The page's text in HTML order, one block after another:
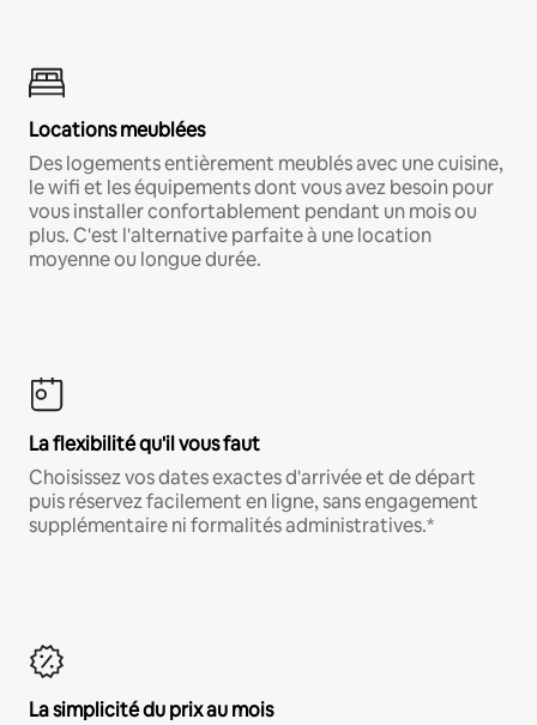
Locations meublées
Des logements entièrement meublés avec une cuisine,
le wifi et les équipements dont vous avez besoin pour
vous installer confortablement pendant un mois ou
plus. C'est l'alternative parfaite à une location
moyenne ou longue durée.
La flexibilité qu'il vous faut
Choisissez vos dates exactes d'arrivée et de départ
puis réservez facilement en ligne, sans engagement
supplémentaire ni formalités administratives.*
La simplicité du prix au mois